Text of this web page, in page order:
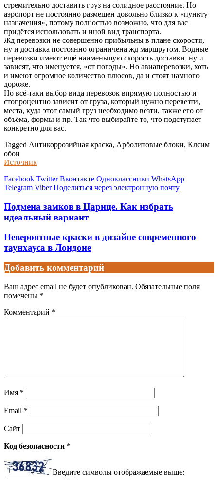
стремительно доставить груз на солидное расстояние. Но
аэропорт не постоянно размещен довольно близко к «пункту
назначения», потому полностью возможно, что для вас
придётся использовать и иной вид транспорта.
Жд перевозки не совершенно прибыльны в плане скорости,
ну и доставка постоянно ограничена жд маршрутом. Водные
перевозки имеют ещё наименьшую скорость доставки, ну и
зависят, что именуется, «от погоды». Но авиаперевозки, хоть
и имеют огромное количество плюсов, да и стоят намного
дороже.
Но всё-таки выбор вида перевозок впрямую полностью и
стопроцентно зависит от груза, который нужно перевезти,
места, куда этот самый груз необходимо везти, также его от
объёма, формы и пр. Так что выбирайте то, что подступает
конкретно для вас.
Tagged Антикоррозийная краска, Арболитовые блоки, Клеим
обои
Источник
Facebook Twitter Вконтакте Одноклассники WhatsApp
Telegram Viber Поделиться через электронную почту
Подмена замков в Царице. Как избрать
идеальный вариант
Невероятные краски в дизайне современного
таунхауса в Лондоне
Добавить комментарий
Ваш адрес email не будет опубликован. Обязательные поля
помечены *
Комментарий *
Имя *
Email *
Сайт
Код безопасности *
Введите символы отображаемые выше: